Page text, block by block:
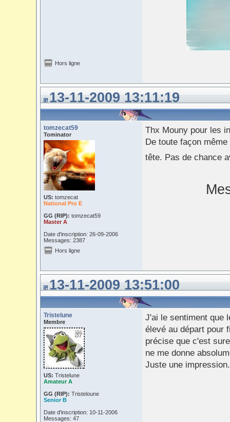
Hors ligne
13-11-2009 13:11:19
tomzecat59
Tominator
US: tomzecat
National Pro E
GG (RIP): tomzecat59
Master A
Date d'inscription: 26-09-2006
Messages: 2387
Thx Mouny pour les
De toute façon
tête. Pas de chance
Hors ligne
13-11-2009 13:51:00
Tristelune
Membre
US: Tristelune
Amateur A
GG (RIP): Tristeloune
Senior B
Date d'inscription: 10-11-2006
Messages: 47
J'ai le sentiment que
élevé au départ pour
précise que c'est
ne me donne
Juste une impression.